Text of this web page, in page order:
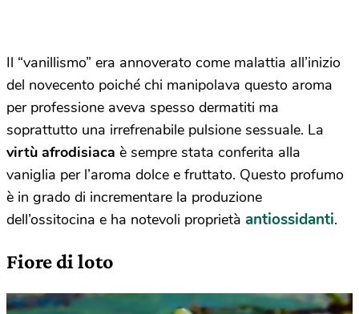
Il “vanillismo” era annoverato come malattia all’inizio
del novecento poiché chi manipolava questo aroma
per professione aveva spesso dermatiti ma
soprattutto una irrefrenabile pulsione sessuale. La
virtù afrodisiaca è sempre stata conferita alla
vaniglia per l’aroma dolce e fruttato. Questo profumo
è in grado di incrementare la produzione
dell’ossitocina e ha notevoli proprietà antiossidanti.
Fiore di loto